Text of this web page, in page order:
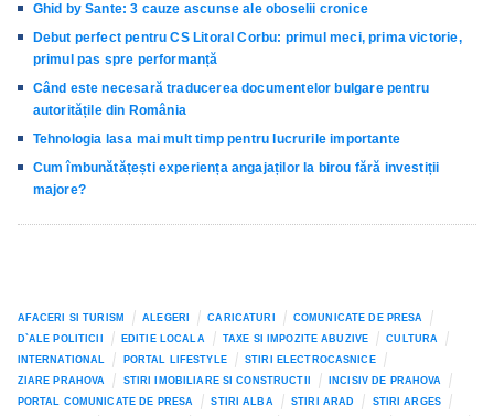
Ghid by Sante: 3 cauze ascunse ale oboselii cronice
Debut perfect pentru CS Litoral Corbu: primul meci, prima victorie,
primul pas spre performanță
Când este necesară traducerea documentelor bulgare pentru
autoritățile din România
Tehnologia lasa mai mult timp pentru lucrurile importante
Cum îmbunătățești experiența angajaților la birou fără investiții
majore?
AFACERI SI TURISM ALEGERI CARICATURI
COMUNICATE DE PRESA
D`ALE POLITICII
EDITIE LOCALA TAXE SI IMPOZITE ABUZIVE
CULTURA
INTERNATIONAL
PORTAL LIFESTYLE
STIRI ELECTROCASNICE
ZIARE PRAHOVA
STIRI IMOBILIARE SI CONSTRUCTII
INCISIV DE PRAHOVA
PORTAL COMUNICATE DE PRESA
STIRI ALBA STIRI ARAD STIRI ARGES